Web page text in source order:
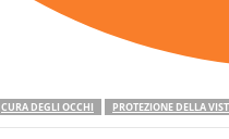
CURA DEGLI OCCHI PROTEZIONE DELLA